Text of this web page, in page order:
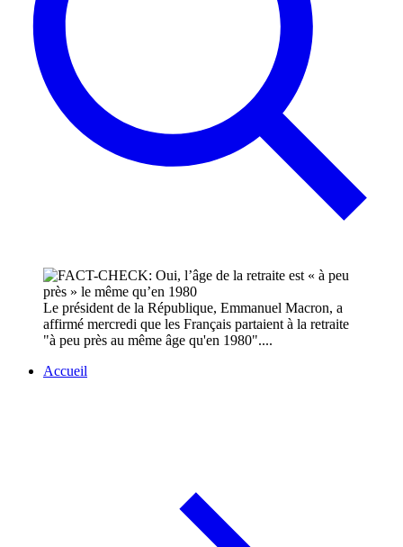
Le président de la République, Emmanuel Macron, a
affirmé mercredi que les Français partaient à la retraite
"à peu près au même âge qu'en 1980"....
Accueil